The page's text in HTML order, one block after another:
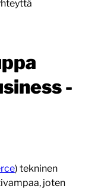
-
) tekninen
joten